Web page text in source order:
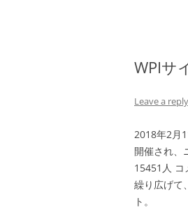
WPIサ
Leave a reply
2018年2月
開催され、
15451人 コ
繰り広げて
ト。